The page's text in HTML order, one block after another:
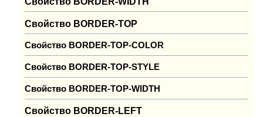
Свойство BORDER-TOP
Свойство BORDER-TOP-COLOR
Свойство BORDER-TOP-STYLE
Свойство BORDER-TOP-WIDTH
Свойство BORDER-LEFT